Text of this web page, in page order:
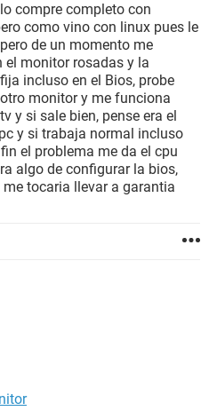
compre completo con
como vino con linux pues le
de un momento me
el monitor rosadas y la
incluso en el Bios, probe
monitor y me funciona
y si sale bien, pense era el
y si trabaja normal incluso
el problema me da el cpu
algo de configurar la bios,
tocaria llevar a garantia